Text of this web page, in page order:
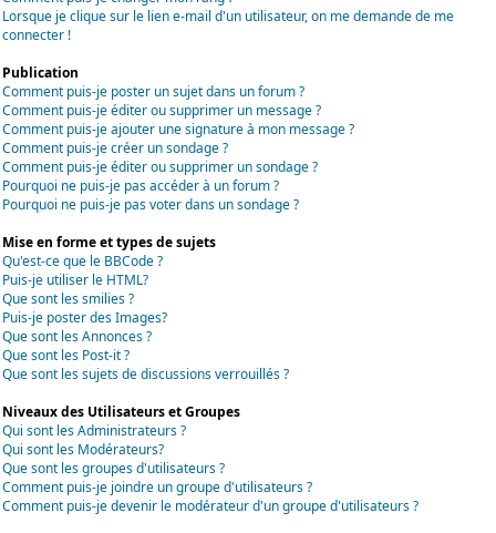
Lorsque je clique sur le lien e-mail d'un utilisateur, on me demande de me
connecter !
Publication
Comment puis-je poster un sujet dans un forum ?
Comment puis-je éditer ou supprimer un message ?
Comment puis-je ajouter une signature à mon message ?
Comment puis-je créer un sondage ?
Comment puis-je éditer ou supprimer un sondage ?
Pourquoi ne puis-je pas accéder à un forum ?
Pourquoi ne puis-je pas voter dans un sondage ?
Mise en forme et types de sujets
Qu'est-ce que le BBCode ?
Puis-je utiliser le HTML?
Que sont les smilies ?
Puis-je poster des Images?
Que sont les Annonces ?
Que sont les Post-it ?
Que sont les sujets de discussions verrouillés ?
Niveaux des Utilisateurs et Groupes
Qui sont les Administrateurs ?
Qui sont les Modérateurs?
Que sont les groupes d'utilisateurs ?
Comment puis-je joindre un groupe d'utilisateurs ?
Comment puis-je devenir le modérateur d'un groupe d'utilisateurs ?